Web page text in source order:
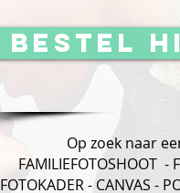
BESTEL
Op zoek naar
FAMILIEFOTOSHOOT -
FOTOKADER - CANVAS -